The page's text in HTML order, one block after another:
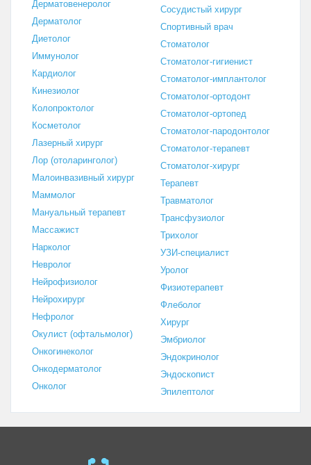
Дерматовенеролог
Дерматолог
Диетолог
Иммунолог
Кардиолог
Кинезиолог
Колопроктолог
Косметолог
Лазерный хирург
Лор (отоларинголог)
Малоинвазивный хирург
Маммолог
Мануальный терапевт
Массажист
Нарколог
Невролог
Нейрофизиолог
Нейрохирург
Нефролог
Окулист (офтальмолог)
Онкогинеколог
Онкодерматолог
Онколог
Сосудистый хирург
Спортивный врач
Стоматолог
Стоматолог-гигиенист
Стоматолог-имплантолог
Стоматолог-ортодонт
Стоматолог-ортопед
Стоматолог-пародонтолог
Стоматолог-терапевт
Стоматолог-хирург
Терапевт
Травматолог
Трансфузиолог
Трихолог
УЗИ-специалист
Уролог
Физиотерапевт
Флеболог
Хирург
Эмбриолог
Эндокринолог
Эндоскопист
Эпилептолог